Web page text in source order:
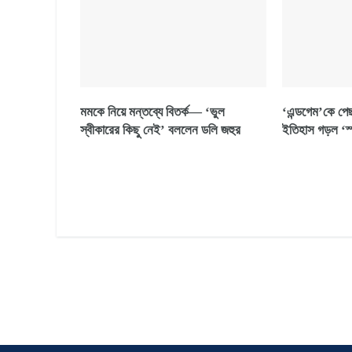
মমকে নিয়ে মন্তব্যে বিতর্ক— ‘ভুল
স্বীকারের কিছু নেই’ বললেন ডলি জহুর
‘এন্ডগেম’কে
ইতিহাস গড়ল